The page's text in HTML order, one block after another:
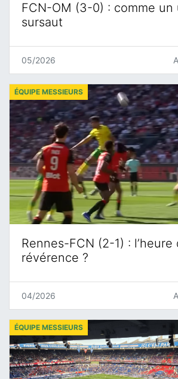
FCN-OM (3-0) : comme un
sursaut
05/2026
Rennes-FCN (2-1) : l’heure
révérence ?
ÉQUIPE MESSIEURS
04/2026
ÉQUIPE MESSIEURS